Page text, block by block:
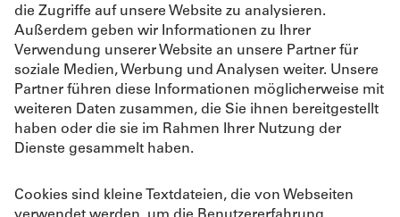
die Zugriffe auf unsere Website zu analysieren.
Außerdem geben wir Informationen zu Ihrer
Verwendung unserer Website an unsere Partner für
soziale Medien, Werbung und Analysen weiter. Unsere
Partner führen diese Informationen möglicherweise mit
weiteren Daten zusammen, die Sie ihnen bereitgestellt
haben oder die sie im Rahmen Ihrer Nutzung der
Dienste gesammelt haben.
Cookies sind kleine Textdateien, die von Webseiten